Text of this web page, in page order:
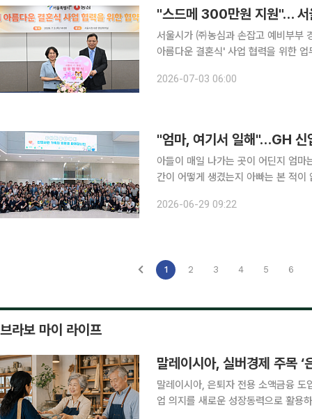
"스드메 300만원 지원"… 서
서울시가 ㈜농심과 손잡고 예비부부 경제 부
아름다운 결혼식' 사업 협력을 위한
매력적인 도시 공간을 활용해 예식 비
2026-07-03 06:00
"엄마, 여기서 일해"…GH 신
아들이 매일 나가는 곳이 어딘지 엄
간이 어떻게 생겼는지 아빠는 본 적이
신입직원들과 부모 등 가족 130여명
2026-06-29 09:22
1 2 3 4 5 6
브라보 마이 라이프
말레이시아, 실버경제 주목 ‘
말레이시아, 은퇴자 전용 소액금융 도입 한국은 일
업 의지를 새로운 성장동력으로 활용